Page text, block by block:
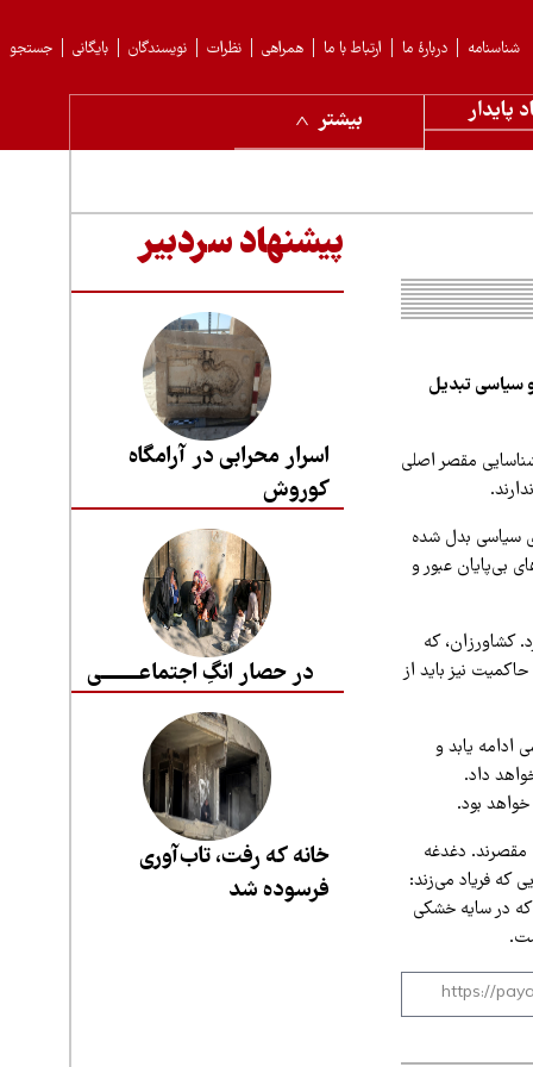
جستجو بایگانی نویسندگان نظرات همراهی ارتباط با ما دربارهٔ ما شناسنامه
پایدار بیشتر
سیاسی تبدیل
مقصر اصلی
سیاسی بدل شده
بی‌پایان عبور و
کشاورزان، که
نیز باید از
ادامه یابد و
داد.
بود.
مقصرند. دغدغه
که فریاد می‌زند:
که در سایه خشکی
پیشنهاد سردبیر
اسرار محرابی در آرامگاه
کوروش
در حصار انگِ اجتماعــــــــی
خانه که رفت، تاب‌آوری
فرسوده شد